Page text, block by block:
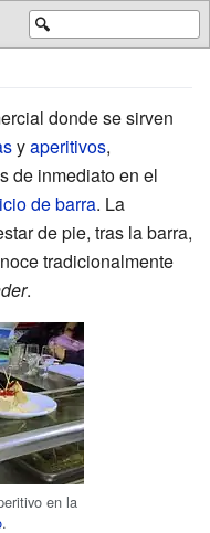
🔍
donde se sirven
yaperitivos,
de inmediato en el
de barra. La
de pie, tras la barra,
tradicionalmente
.
en la
.